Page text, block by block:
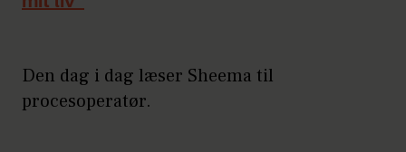
Den dag i dag læser Sheema til
procesoperatør.